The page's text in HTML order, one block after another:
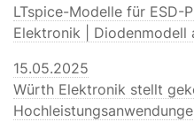
LTspice-Modelle für ESD-
Elektronik | Diodenmodell
15.05.2025
Würth Elektronik stellt